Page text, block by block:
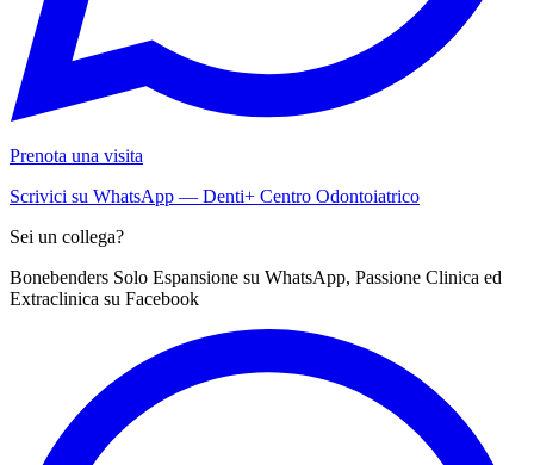
Prenota una visita
Scrivici su WhatsApp — Denti+ Centro Odontoiatrico
Sei un collega?
Bonebenders Solo Espansione su WhatsApp, Passione Clinica ed
Extraclinica su Facebook